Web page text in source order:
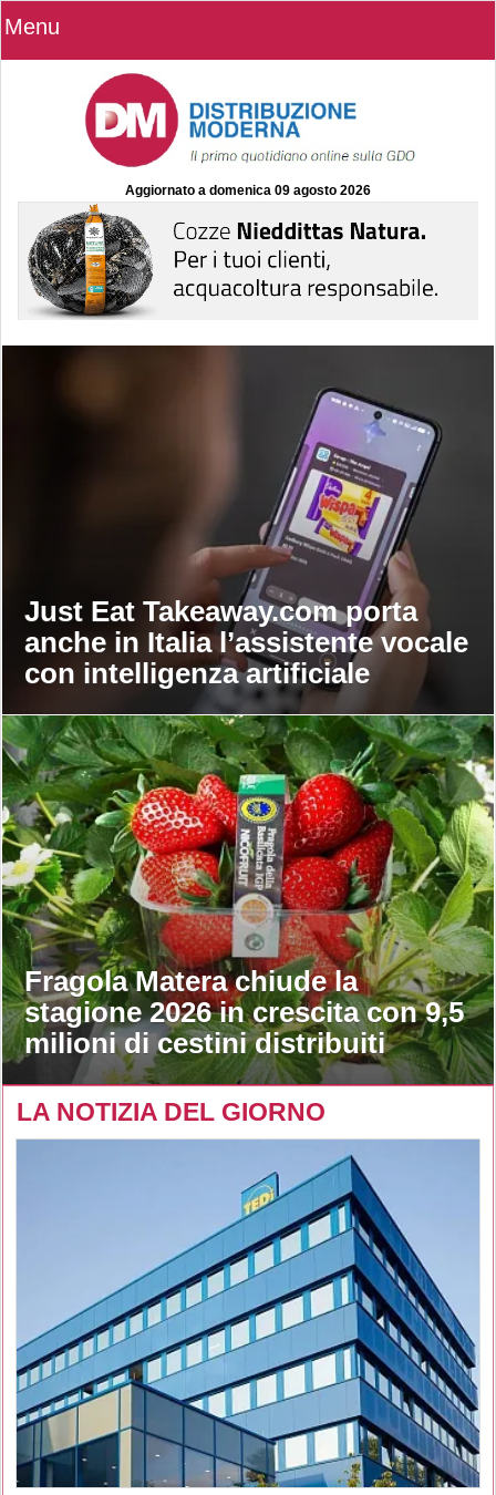
Menu
Aggiornato a domenica 09 agosto 2026
Just Eat Takeaway.com porta
anche in Italia l’assistente vocale
con intelligenza artificiale
Fragola Matera chiude la
stagione 2026 in crescita con 9,5
milioni di cestini distribuiti
LA NOTIZIA DEL GIORNO